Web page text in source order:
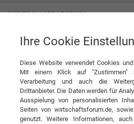
Flexibilität
News BartelsRieger Atemschutztechnik
DIESEN ARTIKEL EMPFEHLEN
Ihre Cookie
Diese Website verwendet Cookies
Mit einem Klick auf "Zustimmen"
Verarbeitung und auch die
Drittanbieter. Die Daten werden für
Ausspielung von personalisierten
Seiten von wirtschaftsforum.de,
genutzt. Weitere Informationen,